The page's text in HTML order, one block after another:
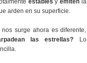
establesy emiten la
arden en su superficie.
surge ahora es diferente,
las estrellas?
Lo